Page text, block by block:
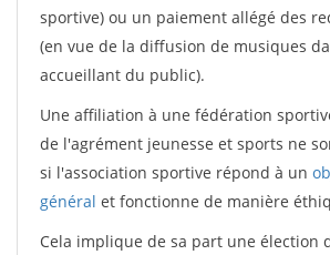
sportive) ou un paiement allégé des
(en vue de la diffusion de musiques
accueillant du public).
Une affiliation à une fédération
de l'agrément jeunesse et sports ne
si l'association sportive répond à un
général et fonctionne de manière
Cela implique de sa part une élection